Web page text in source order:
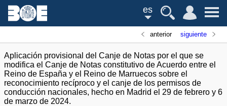
es
anterior siguiente
Aplicación provisional del Canje de Notas por el que se
modifica el Canje de Notas constitutivo de Acuerdo entre el
Reino de España y el Reino de Marruecos sobre el
reconocimiento recíproco y el canje de los permisos de
conducción nacionales, hecho en Madrid el 29 de febrero y 6
de marzo de 2024.